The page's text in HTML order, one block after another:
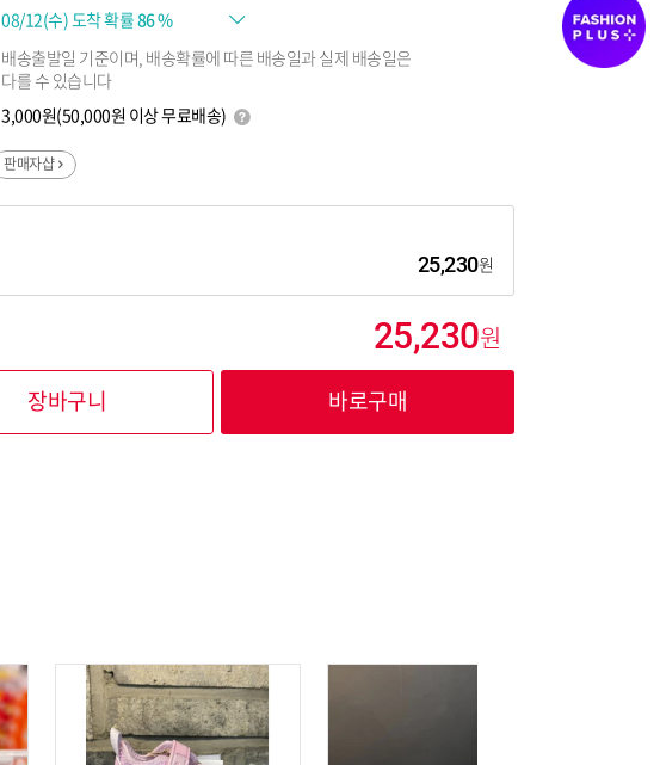
08/12(수) 도착 확률86 %
배송출발일 기준이며, 배송확률에 따른 배송일과 실제 배송일은
다를 수 있습니다
3,000원(50,000원 이상 무료배송)
판매자샵
25,230
25,230
장바구니 바로구매